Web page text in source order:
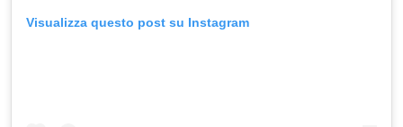
Visualizza questo post su Instagram